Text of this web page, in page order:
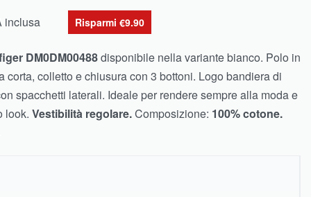
inclusa Risparmi €9.90
DM0DM00488disponibile nella variante bianco. Polo in
corta, colletto e chiusura con 3 bottoni. Logo bandiera di
spacchetti laterali. Ideale per rendere sempre alla moda e
look. Vestibilità regolare.Composizione: 100% cotone.